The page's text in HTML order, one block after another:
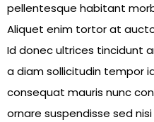
pellentesque habitant
Aliquet enim tortor at
Id donec ultrices tincidunt
a diam sollicitudin tempor
consequat mauris nunc
ornare suspendisse sed